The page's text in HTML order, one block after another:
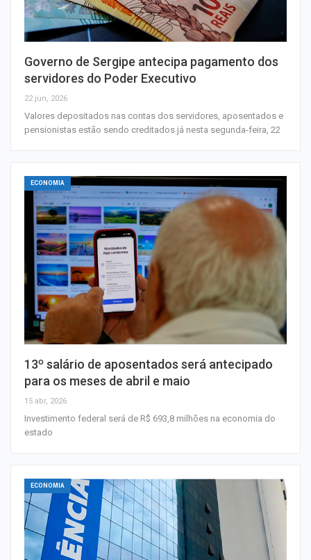
Governo de Sergipe antecipa pagamento dos
servidores do Poder Executivo
22 jun, 2026
Valores depositados nas contas dos servidores, aposentados e
pensionistas estão sendo creditados já nesta segunda-feira, 22
ECONOMIA
13º salário de aposentados será antecipado
para os meses de abril e maio
15 abr, 2026
Investimento federal será de R$ 693,8 milhões na economia do
estado
ECONOMIA